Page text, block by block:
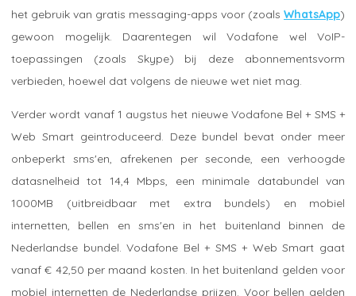
het gebruik van gratis messaging-apps voor (zoals WhatsApp)
gewoon mogelijk. Daarentegen wil Vodafone wel VoIP-
toepassingen (zoals Skype) bij deze abonnementsvorm
verbieden, hoewel dat volgens de nieuwe wet niet mag.
Verder wordt vanaf 1 augstus het nieuwe Vodafone Bel + SMS +
Web Smart geintroduceerd. Deze bundel bevat onder meer
onbeperkt sms'en, afrekenen per seconde, een verhoogde
datasnelheid tot 14,4 Mbps, een minimale databundel van
1000MB (uitbreidbaar met extra bundels) en mobiel
internetten, bellen en sms'en in het buitenland binnen de
Nederlandse bundel. Vodafone Bel + SMS + Web Smart gaat
vanaf € 42,50 per maand kosten. In het buitenland gelden voor
mobiel internetten de Nederlandse prijzen. Voor bellen gelden